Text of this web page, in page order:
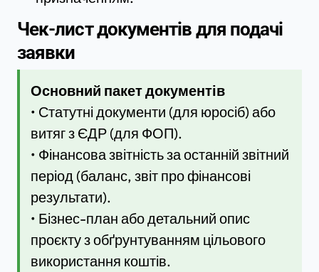
Чек-лист документів для подачі
заявки
Основний пакет документів
• Статутні документи (для юросіб) або
витяг з ЄДР (для ФОП).
• Фінансова звітність за останній звітний
період (баланс, звіт про фінансові
результати).
• Бізнес-план або детальний опис
проєкту з обґрунтуванням цільового
використання коштів.